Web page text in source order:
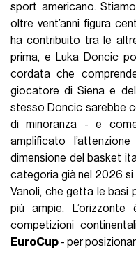
sport americano.
oltre vent’anni figura
ha contribuito tra le
prima, e Luka Doncic
cordata che
giocatore di Siena e
stesso Doncic sarebbe
di minoranza - e
amplificato
dimensione del basket
categoria già nel 2026
Vanoli, che getta le basi
più ampie.
competizioni
EuroCup - per